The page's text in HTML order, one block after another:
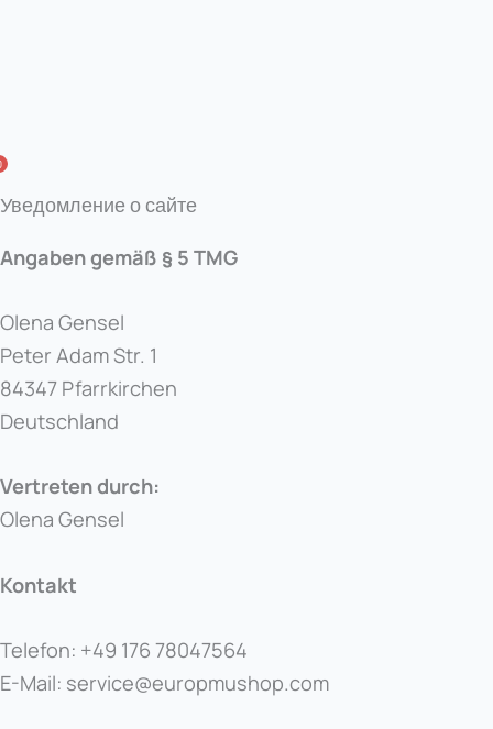
Уведомление о сайте
Angaben gemäß § 5 TMG
Olena Gensel
Peter Adam Str. 1
84347 Pfarrkirchen
Deutschland
Vertreten durch:
Olena Gensel
Kontakt
Telefon: +49 176 78047564
E-Mail: service@europmushop.com